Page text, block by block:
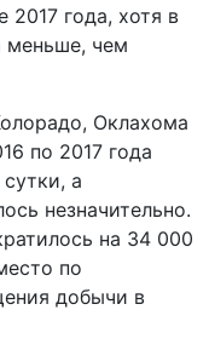
года, хотя в
меньше, чем
Оклахома
по 2017 года
а
незначительно.
на 34 000
по
добычи в